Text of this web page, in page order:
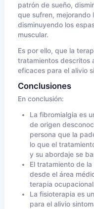
patrón de sueño,
que sufren, mejorando
disminuyendo los
muscular.
Es por ello, que la
tratamientos descritos
eficaces para el alivio
Conclusiones
En conclusión:
La fibromialgia es
de origen
persona que la
lo que el
y su abordaje se
El tratamiento de
desde el área
terapia
La fisioterapia es
para el alivio